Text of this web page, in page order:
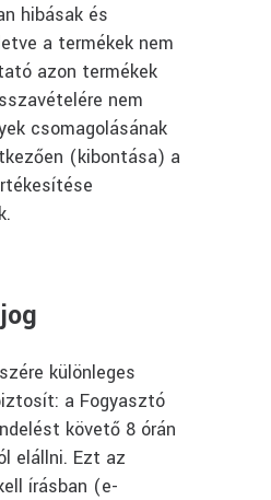
hibásak és
a termékek nem
azon termékek
nem
csomagolásának
(kibontása) a
különleges
a Fogyasztó
követő 8 órán
elállni. Ezt az
írásban (e-